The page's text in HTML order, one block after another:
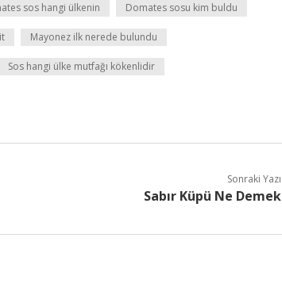
sos hangi ülkenin Domates sosu kim buldu
Mayonez ilk nerede bulundu
Sos hangi ülke mutfağı kökenlidir
Sonraki Yazı
Sabır Küpü Ne Demek